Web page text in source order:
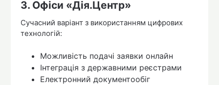
3. Офіси «Дія.Центр»
Сучасний варіант з використанням цифрових
технологій:
Можливість подачі заявки онлайн
Інтеграція з державними реєстрами
Електронний документообіг